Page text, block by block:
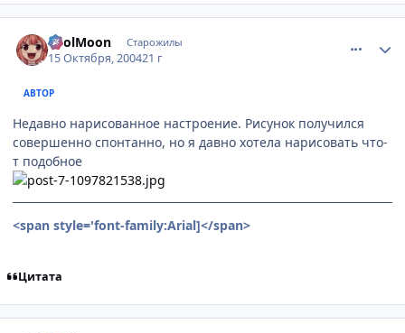
FoolMoon Старожилы
15 Октября, 200421 г
АВТОР
Недавно нарисованное настроение. Рисунок получился
совершенно спонтанно, но я давно хотела нарисовать что-
т подобное
<span style='font-family:Arial]</span>
Цитата